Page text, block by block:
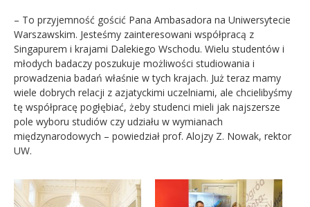
– To przyjemność gościć Pana Ambasadora na Uniwersytecie
Warszawskim. Jesteśmy zainteresowani współpracą z
Singapurem i krajami Dalekiego Wschodu. Wielu studentów i
młodych badaczy poszukuje możliwości studiowania i
prowadzenia badań właśnie w tych krajach. Już teraz mamy
wiele dobrych relacji z azjatyckimi uczelniami, ale chcielibyśmy
tę współpracę pogłębiać, żeby studenci mieli jak najszersze
pole wyboru studiów czy udziału w wymianach
międzynarodowych – powiedział prof. Alojzy Z. Nowak, rektor
UW.